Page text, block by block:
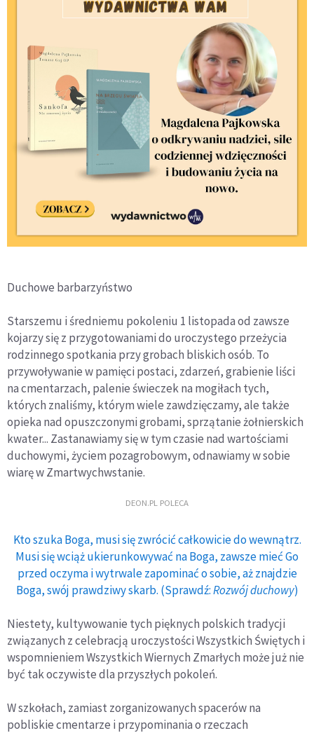
Duchowe barbarzyństwo
Starszemu i średniemu pokoleniu 1 listopada od zawsze
kojarzy się z przygotowaniami do uroczystego przeżycia
rodzinnego spotkania przy grobach bliskich osób. To
przywoływanie w pamięci postaci, zdarzeń, grabienie liści
na cmentarzach, palenie świeczek na mogiłach tych,
których znaliśmy, którym wiele zawdzięczamy, ale także
opieka nad opuszczonymi grobami, sprzątanie żołnierskich
kwater... Zastanawiamy się w tym czasie nad wartościami
duchowymi, życiem pozagrobowym, odnawiamy w sobie
wiarę w Zmartwychwstanie.
DEON.PL POLECA
Kto szuka Boga, musi się zwrócić całkowicie do wewnątrz.
Musi się wciąż ukierunkowywać na Boga, zawsze mieć Go
przed oczyma i wytrwale zapominać o sobie, aż znajdzie
Boga, swój prawdziwy skarb. (Sprawdź:Rozwój duchowy)
Niestety, kultywowanie tych pięknych polskich tradycji
związanych z celebracją uroczystości Wszystkich Świętych i
wspomnieniem Wszystkich Wiernych Zmarłych może już nie
być tak oczywiste dla przyszłych pokoleń.
W szkołach, zamiast zorganizowanych spacerów na
pobliskie cmentarze i przypominania o rzeczach